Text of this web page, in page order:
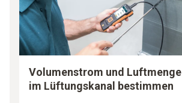
Volumenstrom und Luftmenge
im Lüftungskanal bestimmen